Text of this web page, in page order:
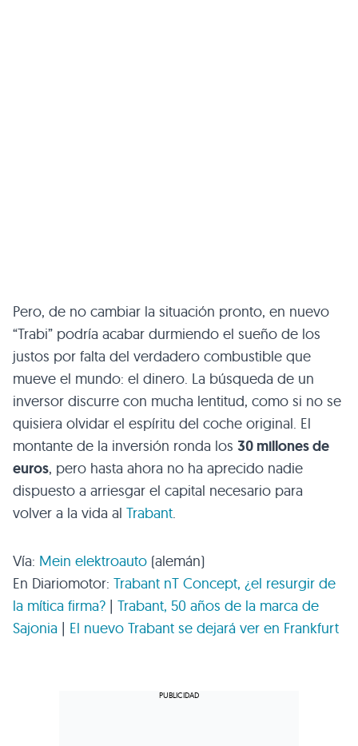
Pero, de no cambiar la situación pronto, en nuevo
“Trabi” podría acabar durmiendo el sueño de los
justos por falta del verdadero combustible que
mueve el mundo: el dinero. La búsqueda de un
inversor discurre con mucha lentitud, como si no se
quisiera olvidar el espíritu del coche original. El
montante de la inversión ronda los 30 millones de
euros, pero hasta ahora no ha aprecido nadie
dispuesto a arriesgar el capital necesario para
volver a la vida al Trabant.
Vía: Mein elektroauto (alemán)
En Diariomotor: Trabant nT Concept, ¿el resurgir de
la mítica firma? | Trabant, 50 años de la marca de
Sajonia | El nuevo Trabant se dejará ver en Frankfurt